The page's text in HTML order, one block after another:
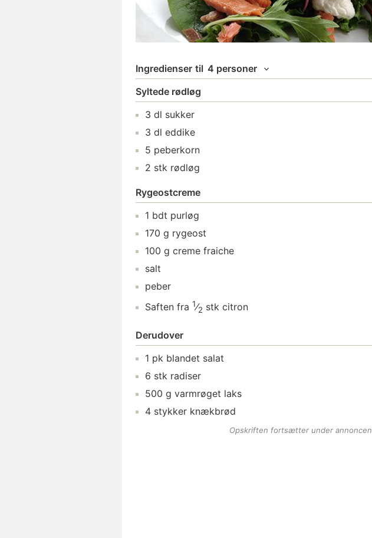
Ingredienser til 4 personer
Syltede rødløg
3 dl sukker
3 dl eddike
5 peberkorn
2 stk rødløg
Rygeostcreme
1 bdt purløg
170 g rygeost
100 g creme fraiche
salt
peber
Saften fra 1⁄2 stk citron
Derudover
1 pk blandet salat
6 stk radiser
500 g varmrøget laks
4 stykker knækbrød
Opskriften fortsætter under annoncen